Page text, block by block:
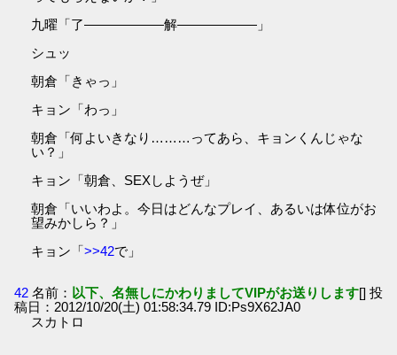
九曜「了――――――解――――――」
シュッ
朝倉「きゃっ」
キョン「わっ」
朝倉「何よいきなり………ってあら、キョンくんじゃな
い？」
キョン「朝倉、SEXしようぜ」
朝倉「いいわよ。今日はどんなプレイ、あるいは体位がお
望みかしら？」
キョン「>>42で」
42 名前： 以下、名無しにかわりましてVIPがお送りします[] 投
稿日：2012/10/20(土) 01:58:34.79 ID:Ps9X62JA0
スカトロ